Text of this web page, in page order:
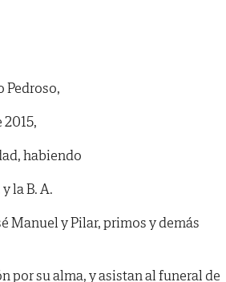
Pedroso,
2015,
habiendo
la B. A.
Manuel y Pilar, primos y demás
por su alma, y asistan al funeral de